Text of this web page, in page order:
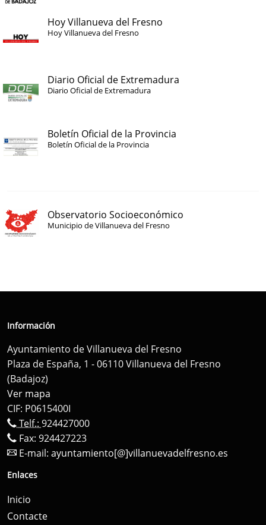
Hoy Villanueva del Fresno
Hoy Villanueva del Fresno
Diario Oficial de Extremadura
Diario Oficial de Extremadura
Boletín Oficial de la Provincia
Boletín Oficial de la Provincia
Observatorio Socioeconómico
Municipio de Villanueva del Fresno
Información
Ayuntamiento de Villanueva del Fresno
Plaza de España, 1 - 06110 Villanueva del Fresno
(Badajoz)
Ver mapa
CIF: P0615400I
Telf.: 924427000
Fax: 924427223
E-mail: ayuntamiento[@]villanuevadelfresno.es
Enlaces
Inicio
Contacte